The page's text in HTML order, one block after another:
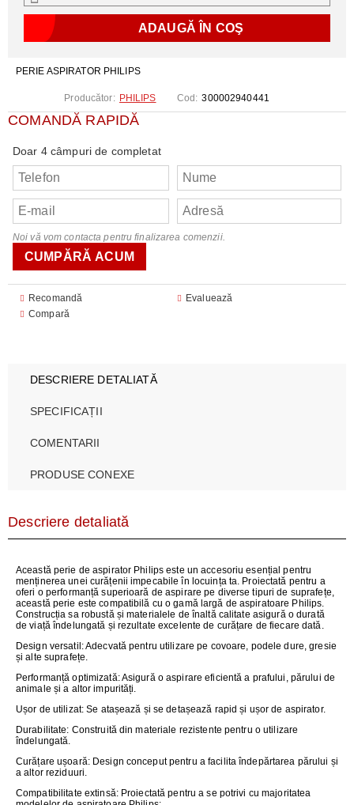
PERIE ASPIRATOR PHILIPS
Producător: PHILIPS Cod: 300002940441
COMANDĂ RAPIDĂ
Doar 4 câmpuri de completat
Noi vă vom contacta pentru finalizarea comenzii.
Recomandă
Evaluează
Compară
DESCRIERE DETALIATĂ
SPECIFICAȚII
COMENTARII
PRODUSE CONEXE
Descriere detaliată
Această perie de aspirator Philips este un accesoriu esențial pentru
menținerea unei curățenii impecabile în locuința ta. Proiectată pentru a
oferi o performanță superioară de aspirare pe diverse tipuri de suprafețe,
această perie este compatibilă cu o gamă largă de aspiratoare Philips.
Construcția sa robustă și materialele de înaltă calitate asigură o durată
de viață îndelungată și rezultate excelente de curățare de fiecare dată.
Design versatil:Adecvată pentru utilizare pe covoare, podele dure, gresie
și alte suprafețe.
Performanță optimizată:Asigură o aspirare eficientă a prafului, părului de
animale și a altor impurități.
Ușor de utilizat: Se atașează și se detașează rapid și ușor de aspirator.
Durabilitate: Construită din materiale rezistente pentru o utilizare
îndelungată.
Curățare ușoară:Design conceput pentru a facilita îndepărtarea părului și
a altor reziduuri.
Compatibilitate extinsă:Proiectată pentru a se potrivi cu majoritatea